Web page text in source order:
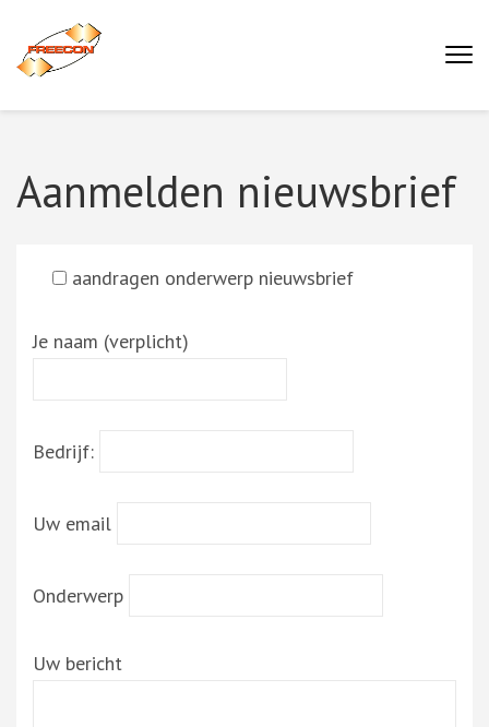
naar
inhoud
(druk
Aanmelden nieuwsbrief
aandragen onderwerp nieuwsbrief
Je naam (verplicht)
Bedrijf:
Uw email
Onderwerp
Uw bericht